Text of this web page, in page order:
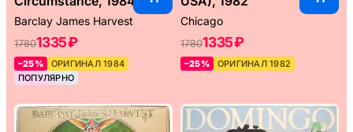
Barclay James Harvest
17801335 ₽
–25%
ОРИГИНАЛ 1984
ПОПУЛЯРНО
Chicago
17801335 ₽
–25% ОРИГИНАЛ 1982